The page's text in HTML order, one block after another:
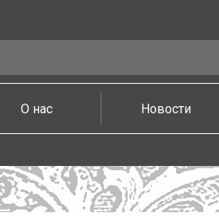
О нас Новости